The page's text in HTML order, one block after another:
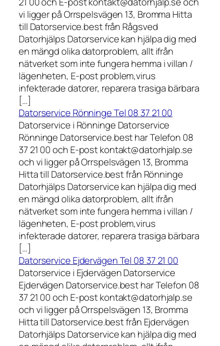
vi ligger på Orrspelsvägen 13, Bromma Hitta
till Datorservice.best från Rågsved
Datorhjälps Datorservice kan hjälpa dig med
en mängd olika datorproblem, allt ifrån
nätverket som inte fungera hemma i villan /
lägenheten, E-post problem,virus
infekterade datorer, reparera trasiga bärbara
[…]
Datorservice Rönninge Tel 08 37 21 00
Datorservice i Rönninge Datorservice
Rönninge Datorservice.best har Telefon 08
37 21 00 och E-post kontakt@datorhjalp.se
och vi ligger på Orrspelsvägen 13, Bromma
Hitta till Datorservice.best från Rönninge
Datorhjälps Datorservice kan hjälpa dig med
en mängd olika datorproblem, allt ifrån
nätverket som inte fungera hemma i villan /
lägenheten, E-post problem,virus
infekterade datorer, reparera trasiga bärbara
[…]
Datorservice Ejdervägen Tel 08 37 21 00
Datorservice i Ejdervägen Datorservice
Ejdervägen Datorservice.best har Telefon 08
37 21 00 och E-post kontakt@datorhjalp.se
och vi ligger på Orrspelsvägen 13, Bromma
Hitta till Datorservice.best från Ejdervägen
Datorhjälps Datorservice kan hjälpa dig med